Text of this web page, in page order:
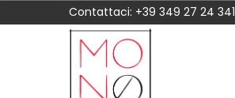
Contattaci: +39 349 27 24 341